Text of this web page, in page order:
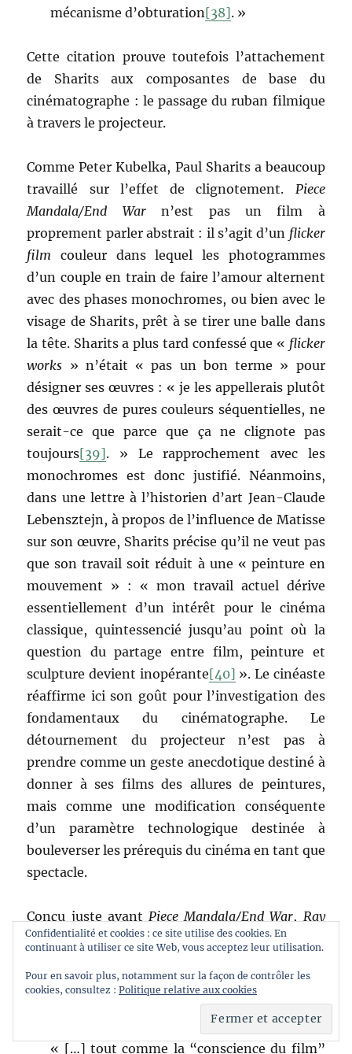
mécanisme d’obturation[38]. »
Cette citation prouve toutefois l’attachement
de Sharits aux composantes de base du
cinématographe : le passage du ruban filmique
à travers le projecteur.
Comme Peter Kubelka, Paul Sharits a beaucoup
travaillé sur l’effet de clignotement. Piece
Mandala/End Warn’est pas un film à
proprement parler abstrait : il s’agit d’un flicker
film couleur dans lequel les photogrammes
d’un couple en train de faire l’amour alternent
avec des phases monochromes, ou bien avec le
visage de Sharits, prêt à se tirer une balle dans
la tête. Sharits a plus tard confessé que « flicker
works » n’était « pas un bon terme » pour
désigner ses œuvres : « je les appellerais plutôt
des œuvres de pures couleurs séquentielles, ne
serait-ce que parce que ça ne clignote pas
toujours[39]. » Le rapprochement avec les
monochromes est donc justifié. Néanmoins,
dans une lettre à l’historien d’art Jean-Claude
Lebensztejn, à propos de l’influence de Matisse
sur son œuvre, Sharits précise qu’il ne veut pas
que son travail soit réduit à une « peinture en
mouvement » : « mon travail actuel dérive
essentiellement d’un intérêt pour le cinéma
classique, quintessencié jusqu’au point où la
question du partage entre film, peinture et
sculpture devient inopérante[40] ». Le cinéaste
réaffirme ici son goût pour l’investigation des
fondamentaux du cinématographe. Le
détournement du projecteur n’est pas à
prendre comme un geste anecdotique destiné à
donner à ses films des allures de peintures,
mais comme une modification conséquente
d’un paramètre technologique destinée à
bouleverser les prérequis du cinéma en tant que
spectacle.
Conçu juste avant Piece Mandala/End War, Ray
Gun Virus[41]confirme dès 1966 ce dessein
Sharits en décrit l’effet souhaité sur l’audience
« […] tout comme la “conscience du film”
Confidentialité et cookies : ce site utilise des cookies. En
continuant à utiliser ce site Web, vous acceptez leur utilisation.
Pour en savoir plus, notamment sur la façon de contrôler les
cookies, consultez : Politique relative aux cookies